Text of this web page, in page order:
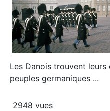
Les Danois trouvent
peuples germaniques ...
2948 vues